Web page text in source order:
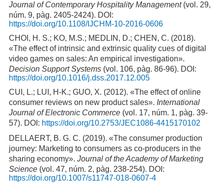
Journal of Contemporary Hospitality Management(vol. 29,
núm. 9, pàg. 2405-2424). DOI:
https://doi.org/10.1108/IJCHM-10-2016-0606
CHOI, H. S.; KO, M.S.; MEDLIN, D.; CHEN, C. (2018).
«The effect of intrinsic and extrinsic quality cues of digital
video games on sales: An empirical investigation».
Decision Support Systems(vol. 106, pàg. 86-96). DOI:
https://doi.org/10.1016/j.dss.2017.12.005
CUI, L.; LUI, H-K.; GUO, X. (2012). «The effect of online
consumer reviews on new product sales». International
Journal of Electronic Commerce(vol. 17, núm. 1, pàg. 39-
57). DOI: https://doi.org/10.2753/JEC1086-4415170102
DELLAERT, B. G. C. (2019). «The consumer production
journey: Marketing to consumers as co-producers in the
sharing economy». Journal of the Academy of Marketing
Science(vol. 47, núm. 2, pàg. 238-254). DOI:
https://doi.org/10.1007/s11747-018-0607-4